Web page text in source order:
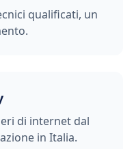
qualificati, un
di internet dal
in Italia.